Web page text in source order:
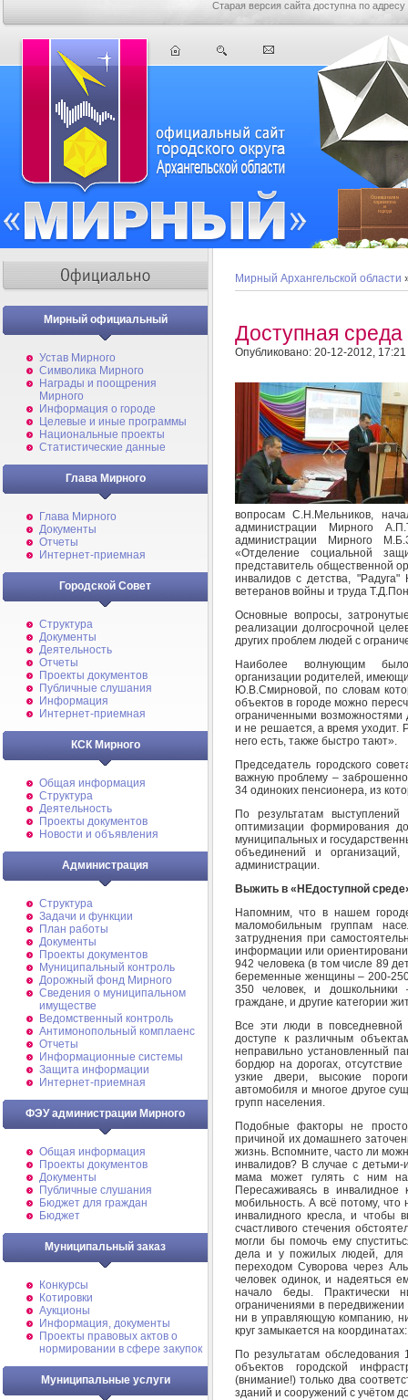
Старая версия сайта доступна по адресу
Мирный официальный
Устав Мирного
Символика Мирного
Награды и поощрения
Мирного
Информация о городе
Целевые и иные программы
Национальные проекты
Статистические данные
Глава Мирного
Глава Мирного
Документы
Отчеты
Интернет-приемная
Городской Совет
Структура
Документы
Деятельность
Отчеты
Проекты документов
Публичные слушания
Информация
Интернет-приемная
КСК Мирного
Общая информация
Структура
Деятельность
Проекты документов
Новости и объявления
Администрация
Структура
Задачи и функции
План работы
Документы
Проекты документов
Муниципальный контроль
Дорожный фонд Мирного
Cведения о муниципальном
имуществе
Ведомственный контроль
Антимонопольный комплаенс
Отчеты
Информационные системы
Защита информации
Интернет-приемная
ФЭУ администрации Мирного
Общая информация
Проекты документов
Документы
Публичные слушания
Бюджет для граждан
Бюджет
Муниципальный заказ
Конкурсы
Котировки
Аукционы
Информация, документы
Проекты правовых актов о
нормировании в сфере закупок
Муниципальные услуги
Мирный Архангельской области
Доступная среда
Опубликовано: 20-12-2012, 17:21
вопросам С.Н.Мельников,
администрации Мирного
администрации Мирного
«Отделение социальной
представитель общественной
инвалидов с детства,
ветеранов войны и труда
Основные вопросы,
реализации долгосрочной
других проблем людей с
Наиболее волнующим было
организации родителей,
Ю.В.Смирновой, по словам
объектов в городе можно
ограниченными возможностями
и не решается, а время уходит.
него есть, также быстро тают».
Председатель городского
важную проблему –
34 одиноких пенсионера, из
По результатам
оптимизации формирования
муниципальных и
объединений и организаций,
администрации.
Выжить в «НЕдоступной
Напомним, что в нашем
маломобильным группам
затруднения при
информации или
942 человека (в том числе 89
беременные женщины – 200-250
350 человек, и дошкольники
граждане, и другие категории
Все эти люди в
доступе к различным
неправильно установленный
бордюр на дорогах,
узкие двери, высокие
автомобиля и многое другое
групп населения.
Подобные факторы не
причиной их домашнего
жизнь. Вспомните, часто ли
инвалидов? В случае с
мама может гулять с ним
Пересаживаясь в инвалидное
мобильность. А всё потому,
инвалидного кресла, и чтобы
счастливого стечения
могли бы помочь ему
дела и у пожилых людей, для
переходом Суворова через
человек одинок, и надеяться
начало беды. Практически
ограничениями в
ни в управляющую компанию,
круг замыкается на
По результатам обследования
объектов городской
(внимание!) только два
зданий и сооружений с учётом